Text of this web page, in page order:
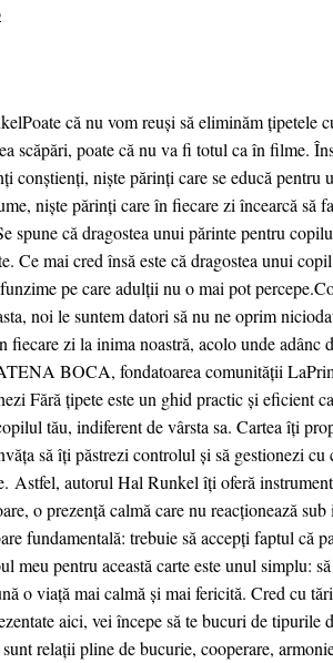
că nu vom reuși să eliminăm țipetele
scăpări, poate că nu va fi totul ca în filme.
conștienți, niște părinți care se educă pentru
niște părinți care în fiecare zi încearcă să
spune că dragostea unui părinte pentru
Ce mai cred însă este că dragostea unui
pe care adulții nu o mai pot
noi le suntem datori să nu ne oprim
zi la inima noastră, acolo unde adânc
BOCA, fondatoarea comunităţii
Fără țipete este un ghid practic și eficient
tău, indiferent de vârsta sa. Cartea îți
să îți păstrezi controlul și să gestionezi cu
autorul Hal Runkel îți oferă
o prezență calmă care nu reacționează
fundamentală: trebuie să accepți faptul că
meu pentru această carte este unul simplu:
o viață mai calmă și mai fericită. Cred cu
aici, vei începe să te bucuri de tipurile
relații pline de bucurie, cooperare,